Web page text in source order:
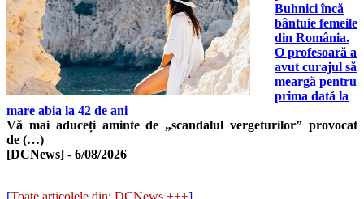
Buhnici încă
bântuie femeile
din România.
O profesoară a
avut curajul să
meargă pentru
prima dată la
mare abia la 42 de ani
Vă mai aduceți aminte de „scandalul vergeturilor” provocat
de (…)
[DCNews] - 6/08/2026
[Toate articolele din: DCNews +++]